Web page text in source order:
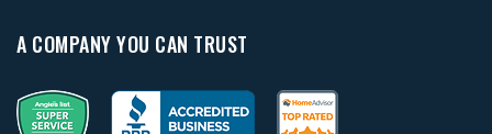
A COMPANY YOU CAN TRUST